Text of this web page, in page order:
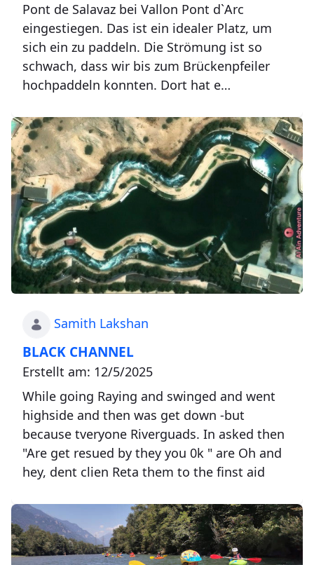
Pont de Salavaz bei Vallon Pont d`Arc
eingestiegen. Das ist ein idealer Platz, um
sich ein zu paddeln. Die Strömung ist so
schwach, dass wir bis zum Brückenpfeiler
hochpaddeln konnten. Dort hat e…
Samith Lakshan
BLACK CHANNEL
Erstellt am: 12/5/2025
While going Raying and swinged and went
highside and then was get down -but
because tveryone Riverguads. In asked then
"Are get resued by they you 0k " are Oh and
hey, dent clien Reta them to the finst aid